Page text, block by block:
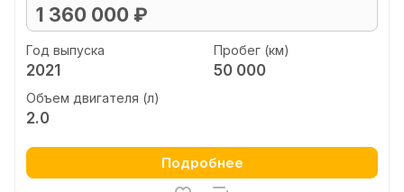
1 360 000 ₽
Год выпуска
2021
Пробег (км)
50 000
Объем двигателя (л)
2.0
Подробнее